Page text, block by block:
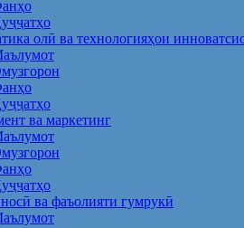
олӣ ва технологияҳои
ва маркетинг
ва фаъолияти гумрукӣ